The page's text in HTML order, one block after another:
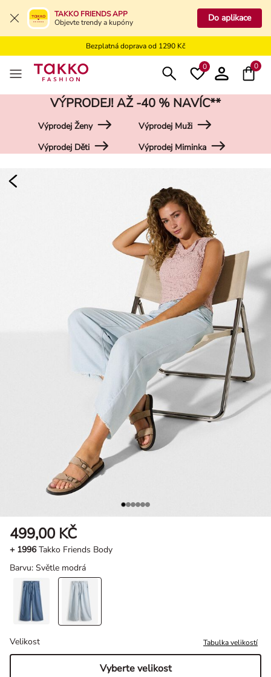
TAKKO FRIENDS APP
Objevte trendy a kupóny
Do aplikace
Bezplatné vrácení na kamennou prodejnu
Doprava zdarma do vaší pobočky od 499 Kč
Bezplatná doprava od 1290 Kč
Bezplatné vrácení na kamennou prodejnu0 0
VÝPRODEJ! AŽ -40 % NAVÍC**
Výprodej Ženy
Výprodej Muži
Výprodej Děti
Výprodej Miminka
499,00 KČ
+ 1996Takko Friends Body
Barvu: Světle modrá
Velikost Tabulka velikostí
Vyberte velikost